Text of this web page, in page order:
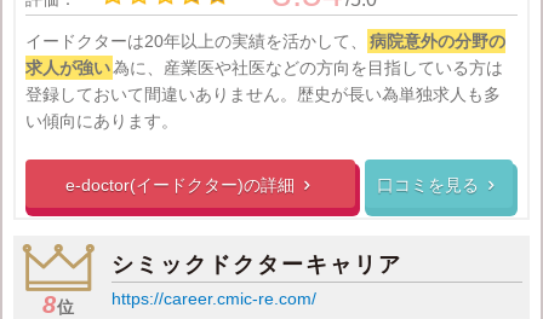
イードクターは20年以上の実績を活かして、
病院意外の分野の
求人が強い為に、産業医や社医などの方向を目指している方は
登録しておいて間違いありません。歴史が長い為単独求人も多
い傾向にあります。
e-doctor(イードクター)の詳細  口コミを見る 
8位
シミックドクターキャリア
https://career.cmic-re.com/